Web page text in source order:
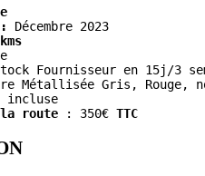
kms
Fournisseur en 15j/3
Métallisée Gris, Rouge,
incluse
route : 350€ TTC